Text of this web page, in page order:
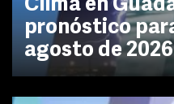
Clima en
pronóstico
agosto de 2026